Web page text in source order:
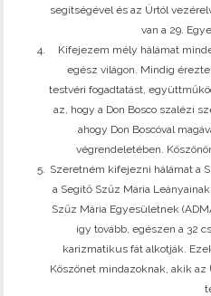
segítségével és az Úrtól
van a 29.
Kifejezem mély hálámat
egész világon. Mindig
testvéri fogadtatást,
az, hogy a Don Bosco szalézi
ahogy Don Boscóval
végrendeletében.
Szeretném kifejezni hálámat a
a Segítő Szűz Mária
Szűz Mária Egyesületnek
így tovább, egészen a 32
karizmatikus fát alkotják.
Köszönet mindazoknak, akik